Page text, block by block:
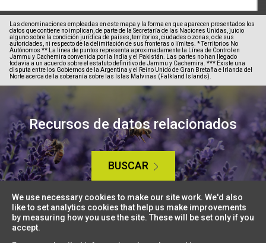
We use necessary cookies to make our site work. We'd also
like to set analytics cookies that help us make improvements
by measuring how you use the site. These will be set only if you
accept.
Las denominaciones empleadas en este mapa y la forma en que aparecen presentados los
datos que contiene no implican, de parte de la Secretaría de las Naciones Unidas, juicio
alguno sobre la condición jurídica de países, territorios, ciudades o zonas, o de sus
autoridades, ni respecto de la delimitación de sus fronteras o límites. * Territorios No
Autónomos ** La línea de puntos representa aproximadamente la Línea de Control en
Jammu y Cachemira convenida por la India y el Pakistán. Las partes no han llegado
todavia a un acuerdo sobre el estatuto definitivo de Jammu y Cachemira. *** Existe una
disputa entre los Gobiernos de la Argentina y el Reino Unido de Gran Bretaña e Irlanda del
Norte acerca de la soberanía sobre las Islas Malvinas (Falkland Islands).
Recursos de datos relacionados
BUSCAR